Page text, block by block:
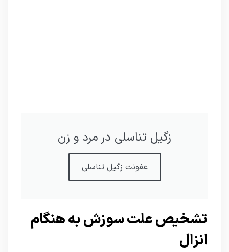
زگیل تناسلی در مرد و زن
عفونت زگیل تناسلی
تشخیص علت سوزش به هنگام
انزال